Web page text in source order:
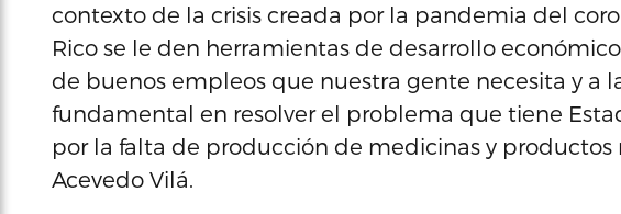
contexto de la crisis creada por la pandemia del
Rico se le den herramientas de desarrollo
de buenos empleos que nuestra gente necesita y a
fundamental en resolver el problema que tiene
por la falta de producción de medicinas y productos
Acevedo Vilá.